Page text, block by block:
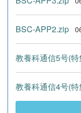
BSC-APP2.zip
教養科通信5号(
教養科通信4号(